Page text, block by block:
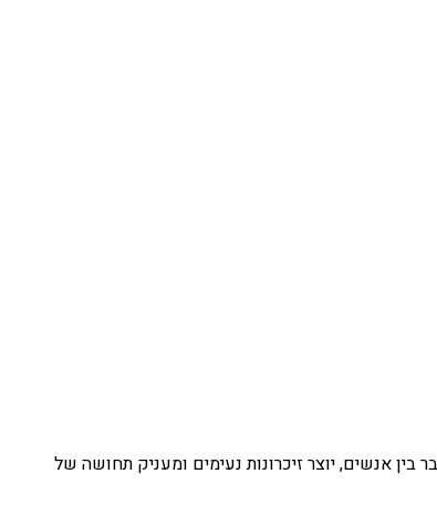
אנשים, יוצר זיכרונות נעימים ומעניק תחושה של